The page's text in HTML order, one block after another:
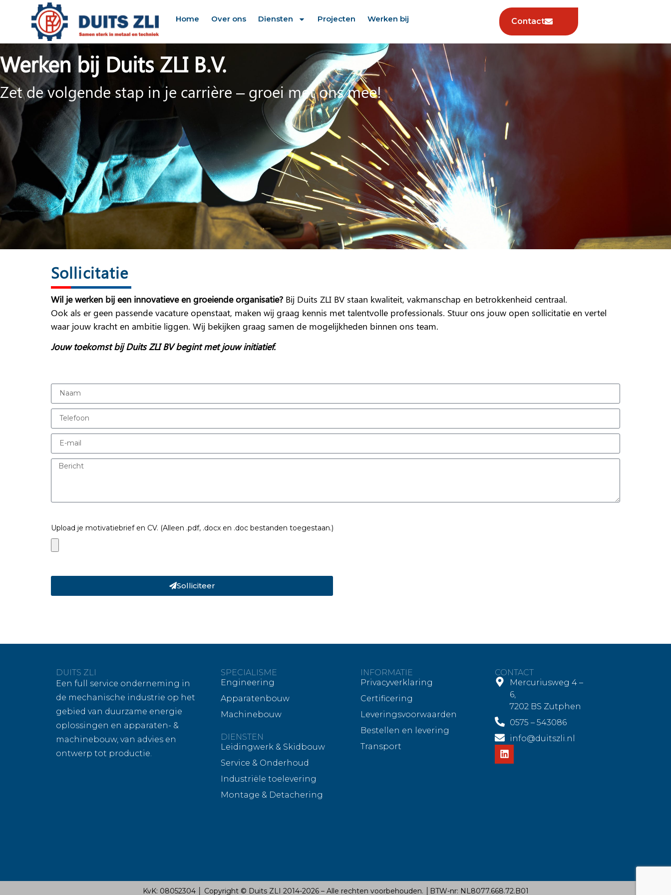
Home Over ons Diensten Projecten Werken bij Contact
Werken bij Duits ZLI B.V.
Zet de volgende stap in je carrière – groei met ons mee!
Sollicitatie
Wil je werken bij een innovatieve en groeiende organisatie? Bij Duits ZLI BV staan kwaliteit, vakmanschap en betrokkenheid centraal.
Ook als er geen passende vacature openstaat, maken wij graag kennis met talentvolle professionals. Stuur ons jouw open sollicitatie en vertel
waar jouw kracht en ambitie liggen. Wij bekijken graag samen de mogelijkheden binnen ons team.
Jouw toekomst bij Duits ZLI BV begint met jouw initiatief.
Upload je motivatiebrief en CV. (Alleen .pdf, .docx en .doc bestanden toegestaan.)
Solliciteer
DUITS ZLI
Een full service onderneming in
de mechanische industrie op het
gebied van duurzame energie
oplossingen en apparaten- &
machinebouw, van advies en
ontwerp tot productie.
SPECIALISME
Engineering
Apparatenbouw
Machinebouw
DIENSTEN
Leidingwerk & Skidbouw
Service & Onderhoud
Industriële toelevering
Montage & Detachering
INFORMATIE
Privacyverklaring
Certificering
Leveringsvoorwaarden
Bestellen en levering
Transport
CONTACT
Mercuriusweg 4 –
6,
7202 BS Zutphen
0575 – 543086
info@duitszli.nl
KvK: 08052304 │ Copyright © Duits ZLI 2014-2026 – Alle rechten voorbehouden. │BTW-nr: NL8077.668.72.B01